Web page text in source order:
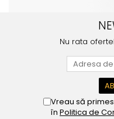
Nu rata
Vreau să
în Politica de